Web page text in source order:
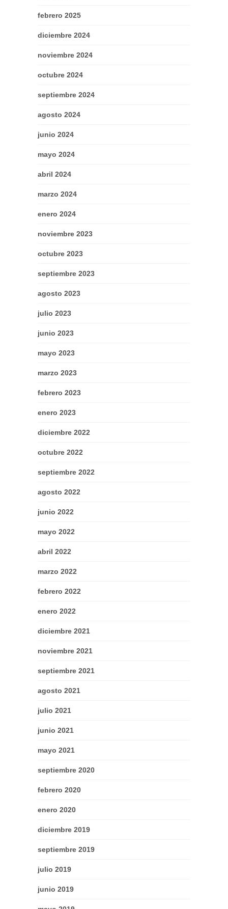
febrero 2025
diciembre 2024
noviembre 2024
octubre 2024
septiembre 2024
agosto 2024
junio 2024
mayo 2024
abril 2024
marzo 2024
enero 2024
noviembre 2023
octubre 2023
septiembre 2023
agosto 2023
julio 2023
junio 2023
mayo 2023
marzo 2023
febrero 2023
enero 2023
diciembre 2022
octubre 2022
septiembre 2022
agosto 2022
junio 2022
mayo 2022
abril 2022
marzo 2022
febrero 2022
enero 2022
diciembre 2021
noviembre 2021
septiembre 2021
agosto 2021
julio 2021
junio 2021
mayo 2021
septiembre 2020
febrero 2020
enero 2020
diciembre 2019
septiembre 2019
julio 2019
junio 2019